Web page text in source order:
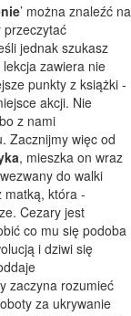
’ można znaleźć na
przeczytać
jednak szukasz
zawiera nie
punkty z książki -
akcji. Nie
z nami
Zacznijmy więc od
, mieszka on wraz
do walki
matką, która -
Cezary jest
co mu się podoba
i dziwi się
zaczyna rozumieć
za ukrywanie